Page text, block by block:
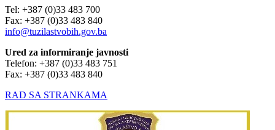
Tel: +387 (0)33 483 700
Fax: +387 (0)33 483 840
info@tuzilastvobih.gov.ba
Ured za informiranje javnosti
Telefon: +387 (0)33 483 751
Fax: +387 (0)33 483 840
RAD SA STRANKAMA